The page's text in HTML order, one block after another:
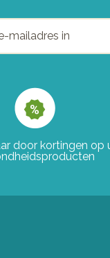
door kortingen op